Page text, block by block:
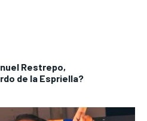
Restrepo,
de la Espriella?